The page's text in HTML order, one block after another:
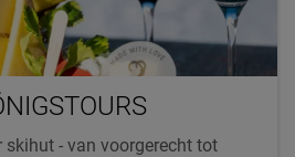
- van voorgerecht tot